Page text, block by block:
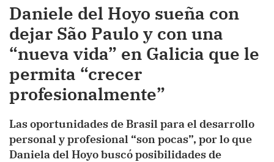
Daniele del Hoyo sueña con
dejar São Paulo y con una
“nueva vida” en Galicia que le
permita “crecer
profesionalmente”
Las oportunidades de Brasil para el desarrollo
personal y profesional “son pocas”, por lo que
Daniela del Hoyo buscó posibilidades de